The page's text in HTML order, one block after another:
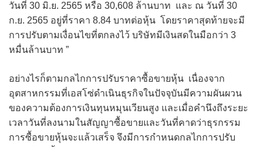
วันที่ 30 มิ.ย. 2565 หรือ 30,608 ล้านบาท และ ณ วันที่ 30
ก.ย. 2565 อยู่ที่ราคา 8.84 บาทต่อหุ้น โดยราคาสุดท้ายจะมี
การปรับตามเงื่อนไขที่ตกลงไว้ บริษัทมีเงินสดในมือกว่า 3
หมื่นล้านบาท ”
อย่างไรก็ตามกลไกการปรับราคาซื้อขายหุ้น เนื่องจาก
อุตสาหกรรมที่เอสโซ่ดำเนินธุรกิจในปัจจุบันมีความผันผวน
ของความต้องการเงินทุนหมุนเวียนสูง และเมื่อคำนึงถึงระยะ
เวลาวันที่ลงนามในสัญญาซื้อขายและวันที่คาดว่าธุรกรรม
การซื้อขายหุ้นจะแล้วเสร็จ จึงมีการกำหนดกลไกการปรับ